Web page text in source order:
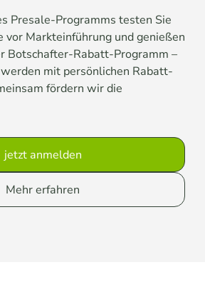
Presale-Programms testen Sie
vor Markteinführung und genießen
Botschafter-Rabatt-Programm –
mit persönlichen Rabatt-
fördern wir die
jetzt anmelden
Mehr erfahren